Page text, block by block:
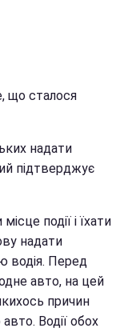
що сталося
надати
підтверджує
події і їхати
надати
водія. Перед
авто, на цей
причин
Водії обох